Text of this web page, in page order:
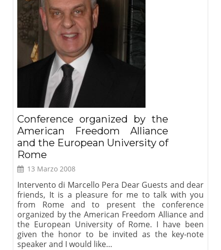
Conference organized by the
American Freedom Alliance
and the European University of
Rome
13 Marzo 2008
Intervento di Marcello Pera Dear Guests and dear
friends, It is a pleasure for me to talk with you
from Rome and to present the conference
organized by the American Freedom Alliance and
the European University of Rome. I have been
given the honor to be invited as the key-note
speaker and I would like…